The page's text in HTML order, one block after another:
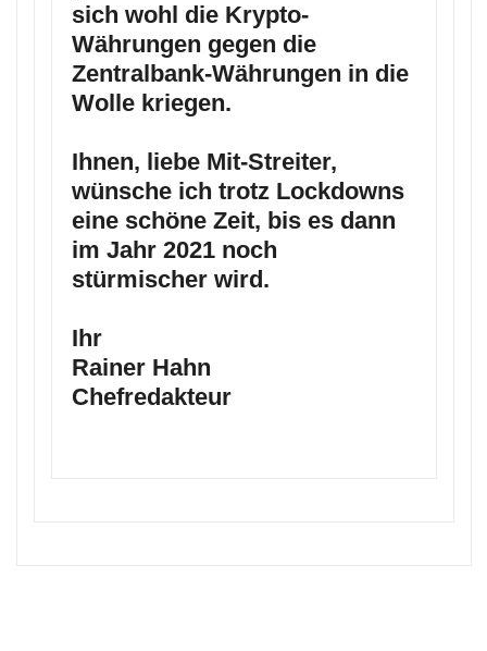
sich wohl die Krypto-
Währungen gegen die
Zentralbank-Währungen in die
Wolle kriegen.
Ihnen, liebe Mit-Streiter,
wünsche ich trotz Lockdowns
eine schöne Zeit, bis es dann
im Jahr 2021 noch
stürmischer wird.
Ihr
Rainer Hahn
Chefredakteur